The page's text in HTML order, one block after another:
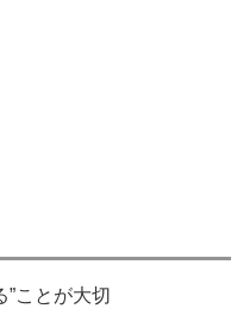
”ことが大切